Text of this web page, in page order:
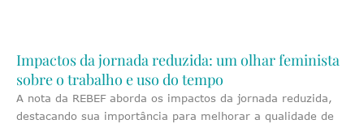
Impactos da jornada reduzida: um olhar feminista
sobre o trabalho e uso do tempo
A nota da REBEF aborda os impactos da jornada reduzida,
destacando sua importância para melhorar a qualidade de